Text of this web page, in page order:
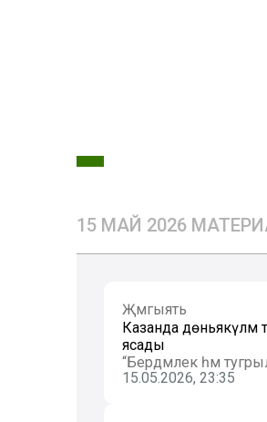
15 МАЙ 2026
Җәмгыять
Казанда
ясады
“Бердәмлек һәм
15.05.2026, 23:35